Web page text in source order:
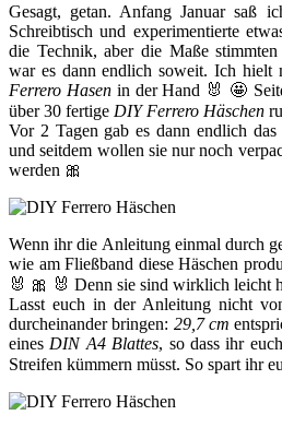
Gesagt, getan. Anfang Januar saß
Schreibtisch und experimentierte
die Technik, aber die Maße
war es dann endlich soweit. Ich hielt
Ferrero Hasenin der Hand 🐰 🤩
über 30 fertige DIY Ferrero Häschen
Vor 2 Tagen gab es dann endlich
und seitdem wollen sie nur noch
werden 🎀
Wenn ihr die Anleitung einmal durch
wie am Fließband diese Häschen
🐰 🎀 🐰 Denn sie sind wirklich leicht
Lasst euch in der Anleitung nicht
durcheinander bringen: 29,7 cm
eines DIN A4 Blattes, so dass ihr
Streifen kümmern müsst. So spart ihr